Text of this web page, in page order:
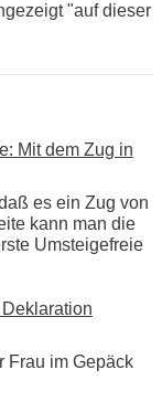
"auf dieser
Mit dem Zug in
es ein Zug von
kann man die
Umsteigefreie
Frau im Gepäck